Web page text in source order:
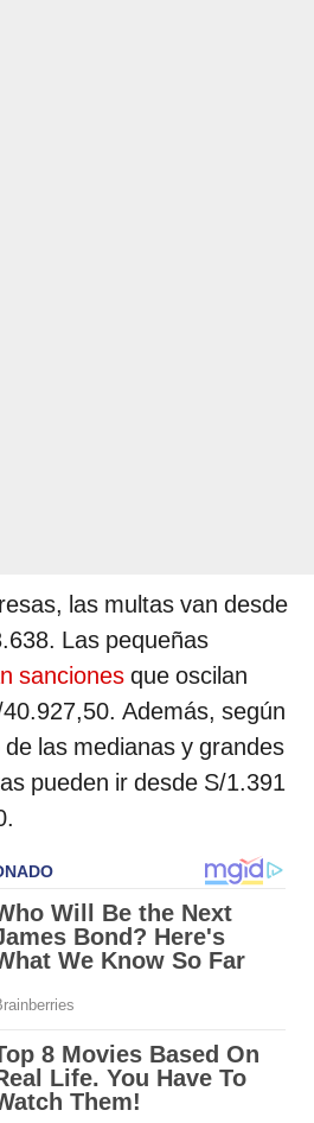
las multas van desde
Las pequeñas
sanciones que oscilan
Además, según
las medianas y grandes
pueden ir desde S/1.391